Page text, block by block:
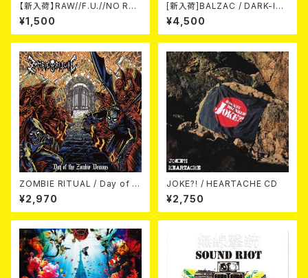
【新入荷】RAW//F.U.//NO RES
T / 3way split EP ハード ラッ
ク ダンス (CD)
¥1,500
[新入荷]BALZAC / DARK-IS
M -20th Anniversary Comp
ilation- (2CD)
¥4,500
ZOMBIE RITUAL / Day of th
e Zombie Demons
¥2,970
JOKE?! / HEARTACHE CD
¥2,750